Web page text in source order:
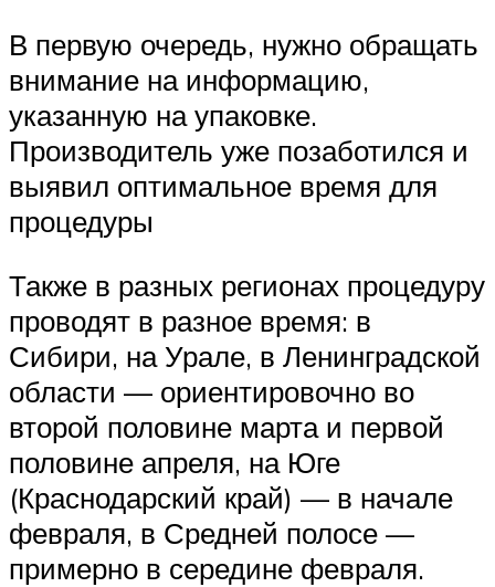
В первую очередь, нужно обращать
внимание на информацию,
указанную на упаковке.
Производитель уже позаботился и
выявил оптимальное время для
процедуры
Также в разных регионах процедуру
проводят в разное время: в
Сибири, на Урале, в Ленинградской
области — ориентировочно во
второй половине марта и первой
половине апреля, на Юге
(Краснодарский край) — в начале
февраля, в Средней полосе —
примерно в середине февраля.